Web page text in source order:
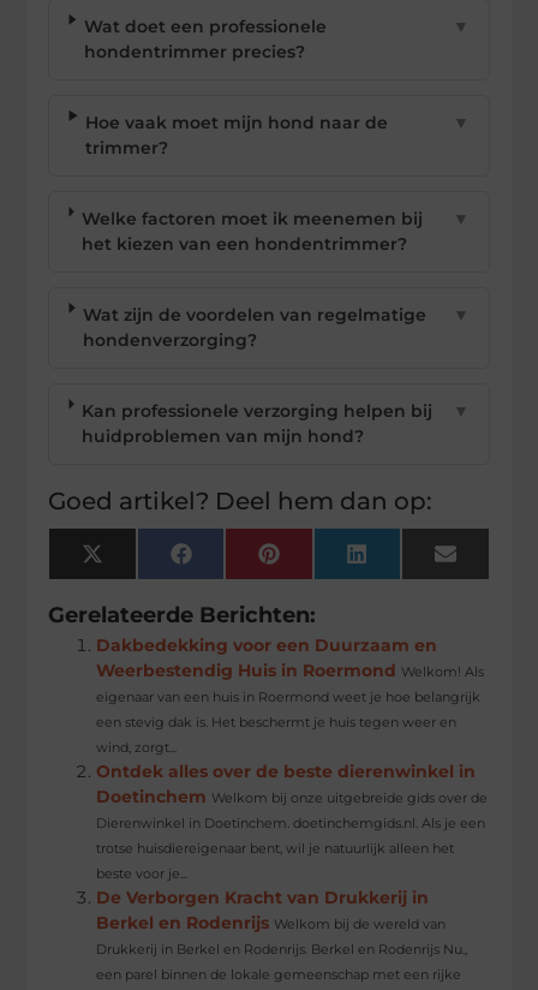
Wat doet een professionele
hondentrimmer precies?
▼
Hoe vaak moet mijn hond naar de
trimmer?
▼
Welke factoren moet ik meenemen bij
het kiezen van een hondentrimmer?
▼
Wat zijn de voordelen van regelmatige
hondenverzorging?
▼
Kan professionele verzorging helpen bij
huidproblemen van mijn hond?
▼
Goed artikel? Deel hem dan op:
X
(Twitter)
FacebookPinterest LinkedIn Email
Gerelateerde Berichten:
Dakbedekking voor een Duurzaam en
Weerbestendig Huis in Roermond Welkom! Als
eigenaar van een huis in Roermond weet je hoe belangrijk
een stevig dak is. Het beschermt je huis tegen weer en
wind, zorgt...
Ontdek alles over de beste dierenwinkel in
Doetinchem Welkom bij onze uitgebreide gids over de
Dierenwinkel in Doetinchem. doetinchemgids.nl. Als je een
trotse huisdiereigenaar bent, wil je natuurlijk alleen het
beste voor je...
De Verborgen Kracht van Drukkerij in
Berkel en Rodenrijs Welkom bij de wereld van
Drukkerij in Berkel en Rodenrijs. Berkel en Rodenrijs Nu.,
een parel binnen de lokale gemeenschap met een rijke